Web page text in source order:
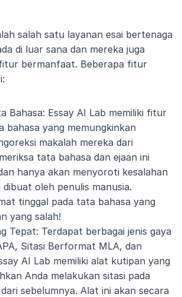
salah satu layanan esai bertenaga
di luar sana dan mereka juga
bermanfaat. Beberapa fitur
Bahasa: Essay AI Lab memiliki fitur
bahasa yang memungkinkan
makalah mereka dari
tata bahasa dan ejaan ini
hanya akan menyoroti kesalahan
dibuat oleh penulis manusia.
tinggal pada tata bahasa yang
yang salah!
Tepat: Terdapat berbagai jenis gaya
Sitasi Berformat MLA, dan
AI Lab memiliki alat kutipan yang
Anda melakukan sitasi pada
sebelumnya. Alat ini akan secara